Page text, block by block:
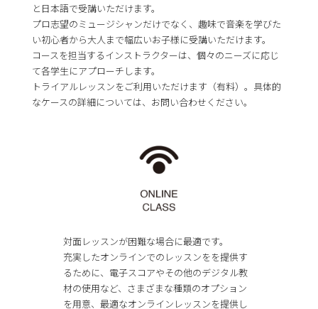
と日本語で受講いただけます。
プロ志望のミュージシャンだけでなく、趣味で音楽を学びた
い初心者から大人まで幅広いお子様に受講いただけます。
コースを担当するインストラクターは、個々のニーズに応じ
て各学生にアプローチします。
トライアルレッスンをご利用いただけます（有料）。具体的
なケースの詳細については、お問い合わせください。
対面レッスンが困難な場合に最適です。
充実したオンラインでのレッスンをを提供す
るために、電子スコアやその他のデジタル教
材の使用など、さまざまな種類のオプション
を用意、最適なオンラインレッスンを提供し